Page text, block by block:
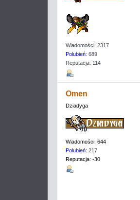
Wiadomości: 2317
Polubień: 689
Reputacja: 114
Omen
Dziadyga
Wiadomości: 644
Polubień: 217
Reputacja: -30